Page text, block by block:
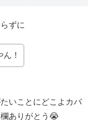
ずに
！
いことにどこよカバ
ありがとう😭